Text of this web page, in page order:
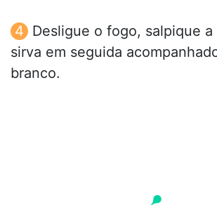
Desligue o fogo, salpique
sirva em seguida
branco.